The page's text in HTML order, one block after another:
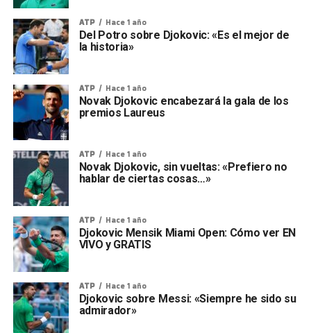
ATP Hace 1 año
Del Potro sobre Djokovic: «Es el mejor de
la historia»
ATP Hace 1 año
Novak Djokovic encabezará la gala de los
premios Laureus
ATP Hace 1 año
Novak Djokovic, sin vueltas: «Prefiero no
hablar de ciertas cosas…»
ATP Hace 1 año
Djokovic Mensik Miami Open: Cómo ver EN
VIVO y GRATIS
ATP Hace 1 año
Djokovic sobre Messi: «Siempre he sido su
admirador»